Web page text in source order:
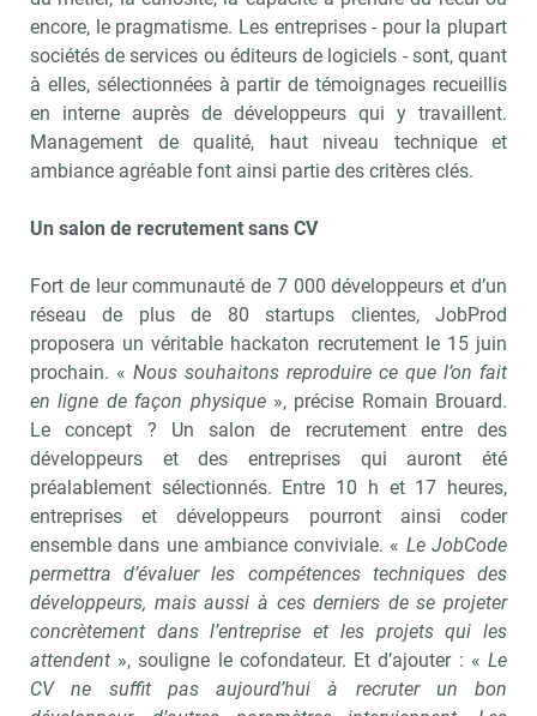
encore, le pragmatisme. Les entreprises - pour la plupart
sociétés de services ou éditeurs de logiciels - sont, quant
à elles, sélectionnées à partir de témoignages recueillis
en interne auprès de développeurs qui y travaillent.
Management de qualité, haut niveau technique et
ambiance agréable font ainsi partie des critères clés.
Un salon de recrutement sans CV
Fort de leur communauté de 7 000 développeurs et d’un
réseau de plus de 80 startups clientes, JobProd
proposera un véritable hackaton recrutement le 15 juin
prochain. « Nous souhaitons reproduire ce que l’on fait
en ligne de façon physique», précise Romain Brouard.
Le concept ? Un salon de recrutement entre des
développeurs et des entreprises qui auront été
préalablement sélectionnés. Entre 10 h et 17 heures,
entreprises et développeurs pourront ainsi coder
ensemble dans une ambiance conviviale. « Le JobCode
permettra d’évaluer les compétences techniques des
développeurs, mais aussi à ces derniers de se projeter
concrètement dans l’entreprise et les projets qui les
attendent », souligne le cofondateur. Et d’ajouter : « Le
CV ne suffit pas aujourd’hui à recruter un bon